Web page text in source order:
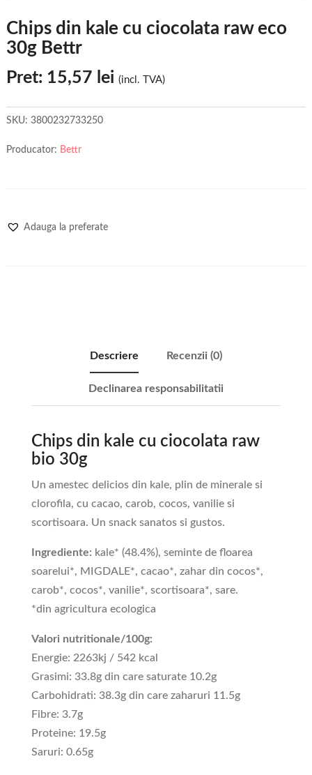
Chips din kale cu ciocolata raw eco
30g Bettr
Pret: 15,57 lei (incl. TVA)
SKU: 3800232733250
Producator: Bettr
Adauga la preferate
Descriere Recenzii (0)
Declinarea responsabilitatii
Chips din kale cu ciocolata raw
bio 30g
Un amestec delicios din kale, plin de minerale si
clorofila, cu cacao, carob, cocos, vanilie si
scortisoara. Un snack sanatos si gustos.
Ingrediente: kale* (48.4%), seminte de floarea
soarelui*, MIGDALE*, cacao*, zahar din cocos*,
carob*, cocos*, vanilie*, scortisoara*, sare.
*din agricultura ecologica
Valori nutritionale/100g:
Energie: 2263kj / 542 kcal
Grasimi: 33.8g din care saturate 10.2g
Carbohidrati: 38.3g din care zaharuri 11.5g
Fibre: 3.7g
Proteine: 19.5g
Saruri: 0.65g